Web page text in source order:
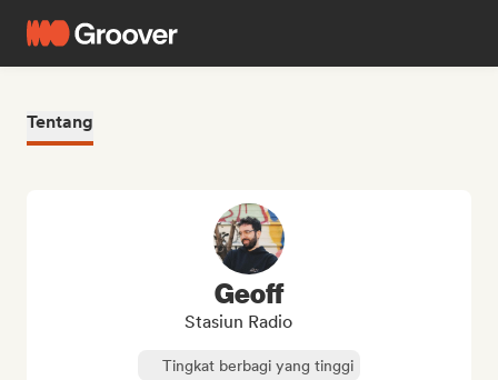
Tentang
Geoff
Stasiun Radio
Tingkat berbagi yang tinggi